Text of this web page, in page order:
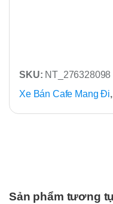
SKU: NT_276328098
Xe Bán Cafe Mang Đi,
Sản phẩm tương